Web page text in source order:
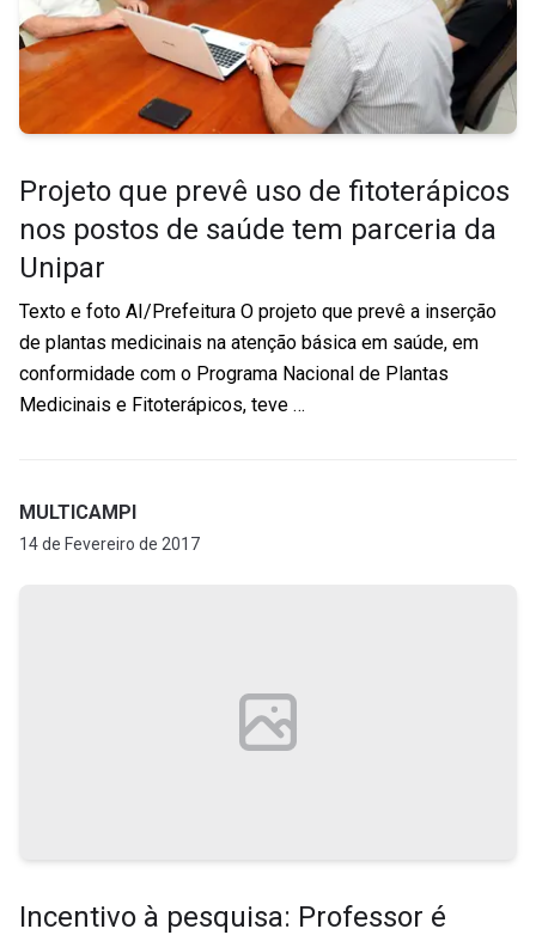
Projeto que prevê uso de fitoterápicos
nos postos de saúde tem parceria da
Unipar
Texto e foto AI/Prefeitura O projeto que prevê a inserção
de plantas medicinais na atenção básica em saúde, em
conformidade com o Programa Nacional de Plantas
Medicinais e Fitoterápicos, teve …
MULTICAMPI
14 de Fevereiro de 2017
Incentivo à pesquisa: Professor é